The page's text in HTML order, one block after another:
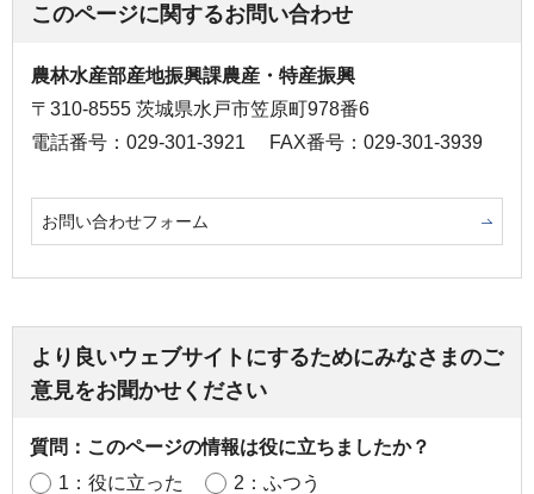
このページに関するお問い合わせ
農林水産部産地振興課農産・特産振興
〒310-8555 茨城県水戸市笠原町978番6
電話番号：029-301-3921
FAX番号：029-301-3939
お問い合わせフォーム
より良いウェブサイトにするためにみなさまのご
意見をお聞かせください
質問：このページの情報は役に立ちましたか？
1：役に立った
2：ふつう